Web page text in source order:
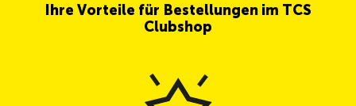
Ihre Vorteile für Bestellungen im TCS
Clubshop